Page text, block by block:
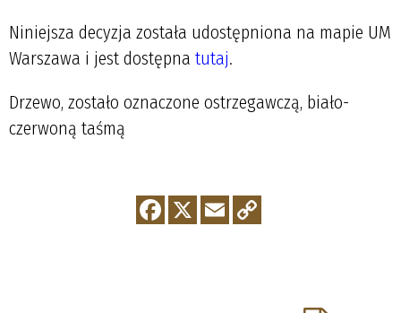
Niniejsza decyzja została udostępniona na mapie UM
Warszawa i jest dostępna tutaj.
Drzewo, zostało oznaczone ostrzegawczą, biało-
czerwoną taśmą